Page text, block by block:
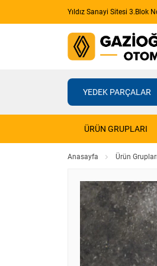
Yıldız Sanayi Sitesi 3.Blok
YEDEK PARÇALAR
ÜRÜN GRUPLARI
Anasayfa Ürün Grupları